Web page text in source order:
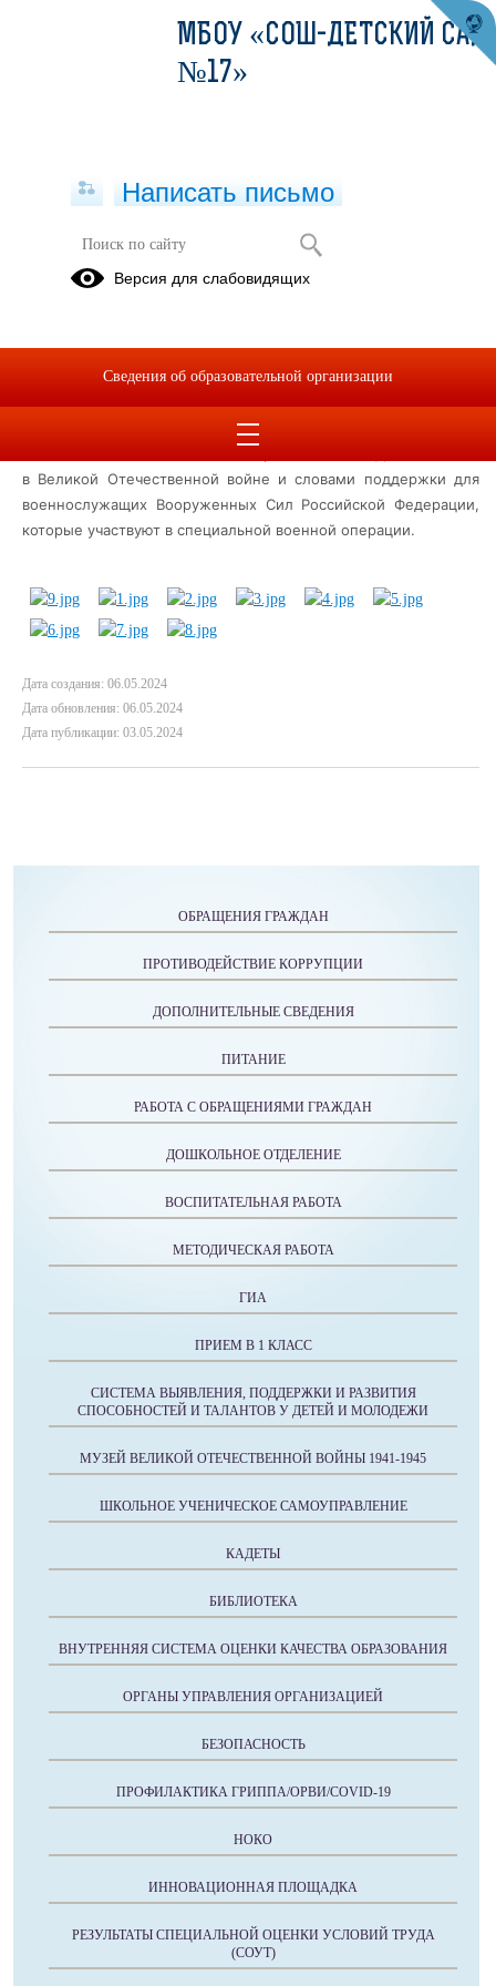
Всероссийская акция "Письмо
солдату"
Обучающиеся МБОУ "СОШ-детский сад №17" города
в Великой Отечественной войне и словами поддержки для
военнослужащих Вооруженных Сил Российской Федерации,
которые участвуют в специальной военной операции.
Дата создания: 06.05.2024
Дата обновления: 06.05.2024
Дата публикации: 03.05.2024
ОБРАЩЕНИЯ ГРАЖДАН
ПРОТИВОДЕЙСТВИЕ КОРРУПЦИИ
ДОПОЛНИТЕЛЬНЫЕ СВЕДЕНИЯ
ПИТАНИЕ
РАБОТА С ОБРАЩЕНИЯМИ ГРАЖДАН
ДОШКОЛЬНОЕ ОТДЕЛЕНИЕ
ВОСПИТАТЕЛЬНАЯ РАБОТА
МЕТОДИЧЕСКАЯ РАБОТА
ГИА
ПРИЕМ В 1 КЛАСС
СИСТЕМА ВЫЯВЛЕНИЯ, ПОДДЕРЖКИ И РАЗВИТИЯ
СПОСОБНОСТЕЙ И ТАЛАНТОВ У ДЕТЕЙ И МОЛОДЕЖИ
МУЗЕЙ ВЕЛИКОЙ ОТЕЧЕСТВЕННОЙ ВОЙНЫ 1941-1945
ШКОЛЬНОЕ УЧЕНИЧЕСКОЕ САМОУПРАВЛЕНИЕ
КАДЕТЫ
БИБЛИОТЕКА
ВНУТРЕННЯЯ СИСТЕМА ОЦЕНКИ КАЧЕСТВА ОБРАЗОВАНИЯ
ОРГАНЫ УПРАВЛЕНИЯ ОРГАНИЗАЦИЕЙ
БЕЗОПАСНОСТЬ
ПРОФИЛАКТИКА ГРИППА/ОРВИ/COVID-19
НОКО
ИННОВАЦИОННАЯ ПЛОЩАДКА
РЕЗУЛЬТАТЫ СПЕЦИАЛЬНОЙ ОЦЕНКИ УСЛОВИЙ ТРУДА
(СОУТ)
МБОУ «СОШ-ДЕТСКИЙ САД
№17»
Написать письмо
Версия для слабовидящих
Сведения об образовательной организации